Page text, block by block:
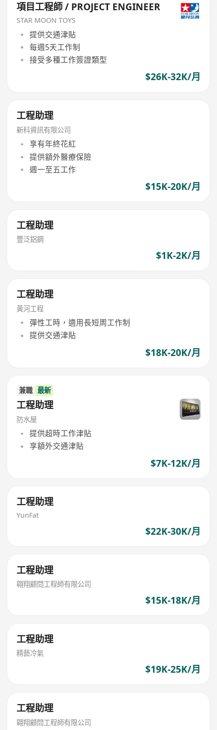
項目工程師 / PROJECT ENGINEER
STAR MOON TOYS
提供交通津貼
每週5天工作制
接受多種工作簽證類型
$26K-32K/月
工程助理
新科資訊有限公司
享有年終花紅
提供額外醫療保險
週一至五工作
$15K-20K/月
工程助理
豐泛鋁鋼
$1K-2K/月
工程助理
黃河工程
彈性工時，適用長短周工作制
提供交通津貼
$18K-20K/月
兼職 最新
工程助理
防水屋
提供超時工作津貼
享額外交通津貼
$7K-12K/月
工程助理
YunFat
$22K-30K/月
工程助理
翱翔顧問工程師有限公司
$15K-18K/月
工程助理
精藝冷氣
$19K-25K/月
工程助理
翱翔顧問工程師有限公司